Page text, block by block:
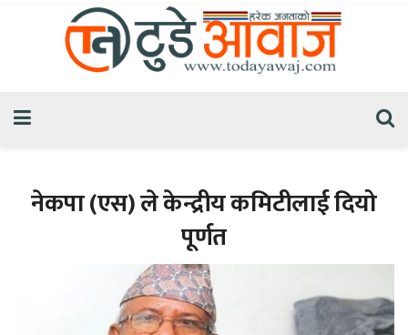
नेकपा (एस) ले केन्द्रीय कमिटीलाई दियो
पूर्णत